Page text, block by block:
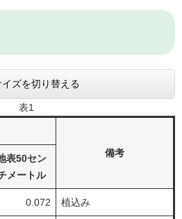
ズを切り替える
表1
備考
表50セン
メートル
0.072 植込み